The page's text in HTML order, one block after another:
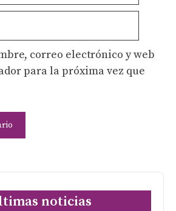
correo electrónico y web
para la próxima vez que
noticias